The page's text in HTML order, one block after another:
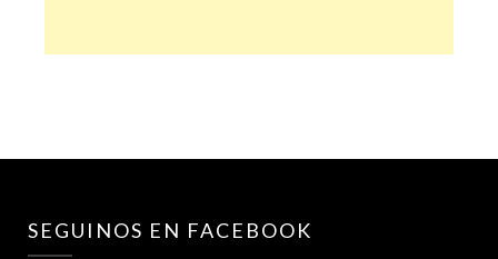
SEGUINOS EN FACEBOOK